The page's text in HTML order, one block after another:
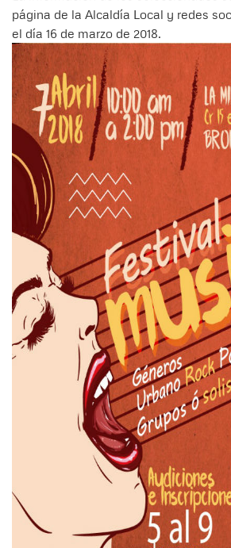
página de la Alcaldía Local y redes
el día 16 de marzo de 2018.